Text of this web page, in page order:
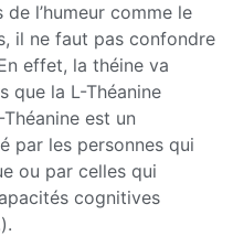
l’humeur comme le
il ne faut pas confondre
effet, la théine va
que la L-Théanine
est un
par les personnes qui
ou par celles qui
cognitives